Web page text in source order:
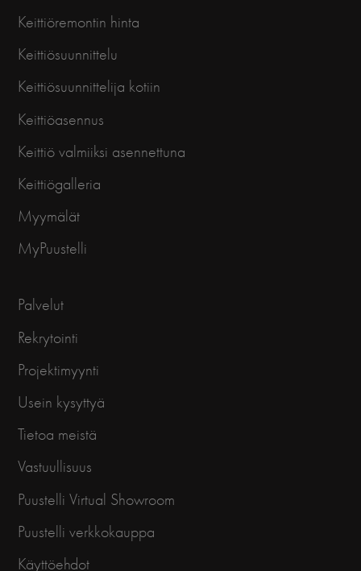
Keittiöremontin hinta
Keittiösuunnittelu
Keittiösuunnittelija kotiin
Keittiöasennus
Keittiö valmiiksi asennettuna
Keittiögalleria
Myymälät
MyPuustelli
Palvelut
Rekrytointi
Projektimyynti
Usein kysyttyä
Tietoa meistä
Vastuullisuus
Puustelli Virtual Showroom
Puustelli verkkokauppa
Käyttöehdot